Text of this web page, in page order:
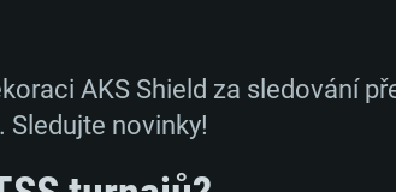
AKS Shield za sledování
Sledujte novinky!